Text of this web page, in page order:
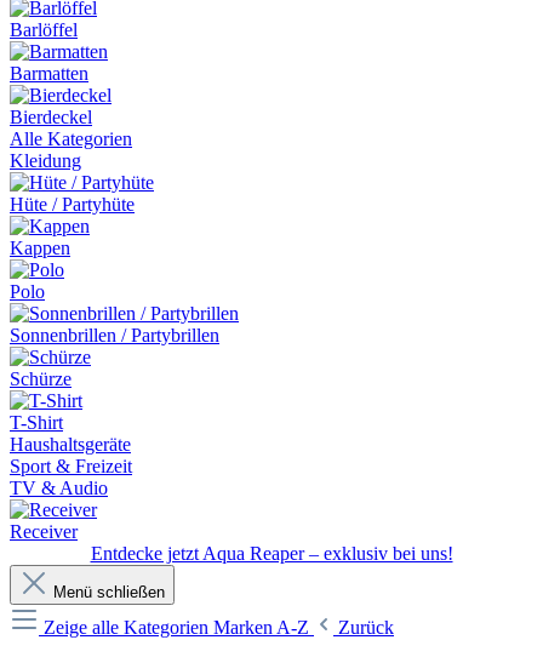
Barlöffel
Barmatten
Bierdeckel
Alle Kategorien
Kleidung
Hüte / Partyhüte
Kappen
Polo
Sonnenbrillen / Partybrillen
Schürze
T-Shirt
Haushaltsgeräte
Sport & Freizeit
TV & Audio
Receiver
Entdecke jetzt Aqua Reaper – exklusiv bei uns!
Menü schließen
Zeige alle Kategorien Marken A-Z
Zurück